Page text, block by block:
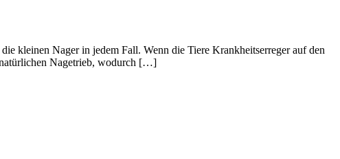
kleinen Nager in jedem Fall. Wenn die Tiere Krankheitserreger auf den
natürlichen Nagetrieb, wodurch […]